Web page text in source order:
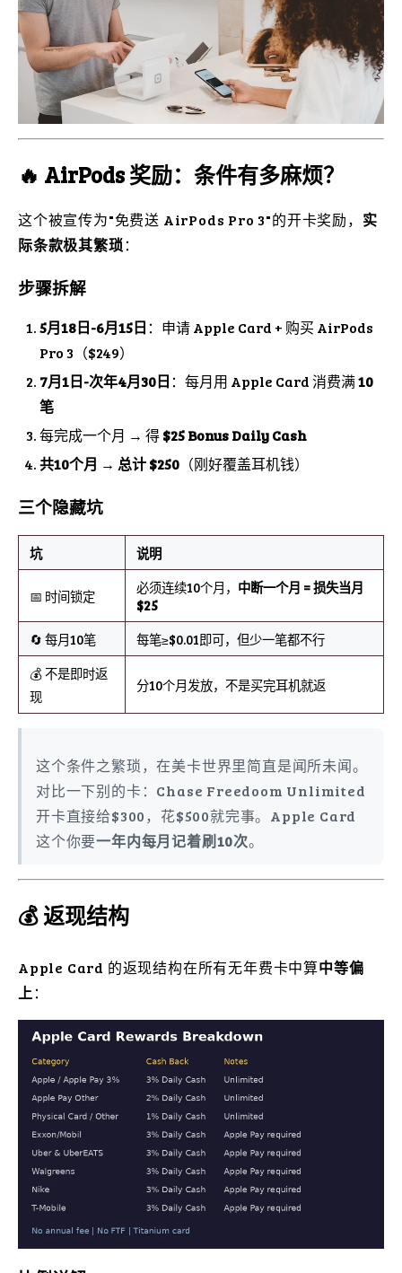
🔥 AirPods 奖励：条件有多麻烦？
这个被宣传为"免费送 AirPods Pro 3"的开卡奖励， 实
际条款极其繁琐：
步骤拆解
5月18日-6月15日 ：申请 Apple Card + 购买 AirPods
Pro 3（$249）
7月1日-次年4月30日 ：每月用 Apple Card 消费满10
笔
每完成一个月 → 得$25 Bonus Daily Cash
共10个月 → 总计 $250 （刚好覆盖耳机钱）
三个隐藏坑
坑 说明
📅 时间锁定 必须连续10个月， 中断一个月 = 损失当月
$25
🔄 每月10笔
每笔≥$0.01即可，但少一笔都不行
💰 不是即时返
现
分10个月发放，不是买完耳机就返
这个条件之繁琐，在美卡世界里简直是闻所未闻。
对比一下别的卡：Chase Freedoom Unlimited
开卡直接给$300，花$500就完事。Apple Card
这个你要一年内每月记着刷10次。
💰 返现结构
Apple Card 的返现结构在所有无年费卡中算中等偏
上 ：